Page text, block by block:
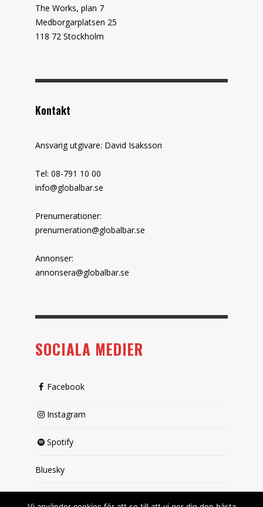
The Works, plan 7
Medborgarplatsen 25
118 72 Stockholm
Kontakt
Ansvarig utgivare: David Isaksson
Tel: 08-791 10 00
info@globalbar.se
Prenumerationer:
prenumeration@globalbar.se
Annonser:
annonsera@globalbar.se
SOCIALA MEDIER
Facebook
Instagram
Spotify
Bluesky